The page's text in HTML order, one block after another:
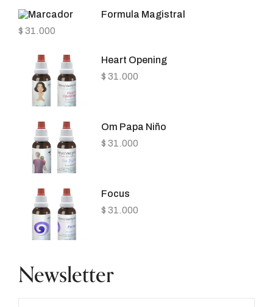
Formula Magistral
$ 31.000
Heart Opening
$ 31.000
Om Papa Niño
$ 31.000
Focus
$ 31.000
Newsletter